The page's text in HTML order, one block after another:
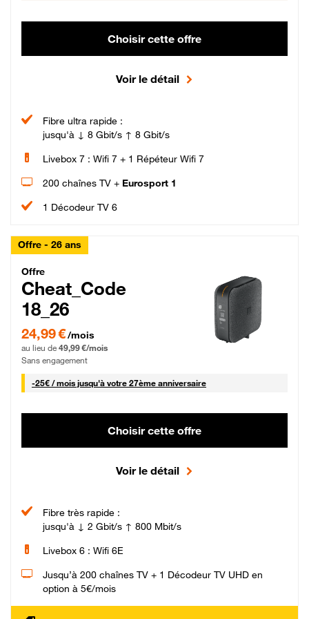
Choisir cette offre
Voir le détail
Fibre ultra rapide :
jusqu'à ↓ 8 Gbit/s ↑ 8 Gbit/s
Livebox 7 : Wifi 7 + 1 Répéteur Wifi 7
200 chaînes TV + Eurosport 1
1 Décodeur TV 6
Offre - 26 ans
Cheat_Code Fibre_18_26
Offre
Cheat_Code
18_26
24,99 € par mois pendant 0 mois puis 49,99 € par mois, Sans engagement
24,99 €/mois
au lieu de 49,99 €/mois
Sans engagement
-25€ / mois25 € par mois
jusqu'à votre 27ème anniversaire
Choisir cette offre
Voir le détail
Fibre très rapide :
jusqu'à ↓ 2 Gbit/s ↑ 800 Mbit/s
Livebox 6 : Wifi 6E
Jusqu’à 200 chaînes TV + 1 Décodeur TV UHD en
option à 5€/mois